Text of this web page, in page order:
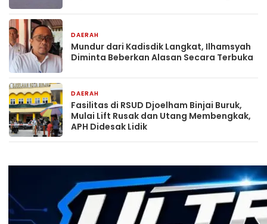
DAERAH
Mundur dari Kadisdik Langkat, Ilhamsyah
Diminta Beberkan Alasan Secara Terbuka
DAERAH
Fasilitas di RSUD Djoelham Binjai Buruk,
Mulai Lift Rusak dan Utang Membengkak,
APH Didesak Lidik